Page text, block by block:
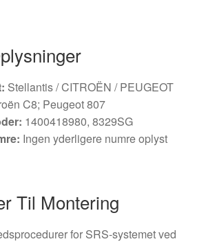
Stellantis / CITROËN / PEUGEOT
C8; Peugeot 807
1400418980, 8329SG
Ingen yderligere numre oplyst
Til Montering
for SRS-systemet ved